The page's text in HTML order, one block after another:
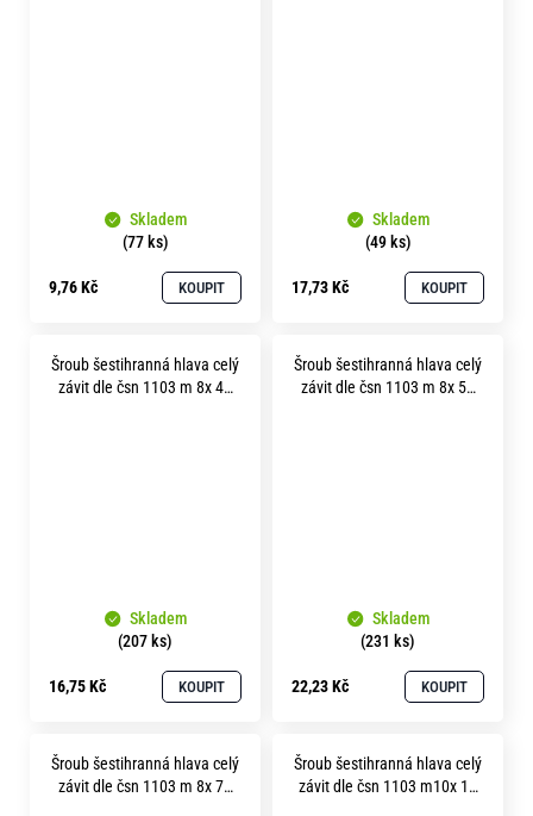
Skladem
(77 ks)
9,76 Kč KOUPIT
Skladem
(49 ks)
17,73 Kč KOUPIT
Šroub šestihranná hlava celý
závit dle čsn 1103 m 8x 40
Skladem
(207 ks)
16,75 Kč KOUPIT
Šroub šestihranná hlava celý
závit dle čsn 1103 m 8x 50
Skladem
(231 ks)
22,23 Kč KOUPIT
Šroub šestihranná hlava celý
závit dle čsn 1103 m 8x 70
Šroub šestihranná hlava celý
závit dle čsn 1103 m10x 16